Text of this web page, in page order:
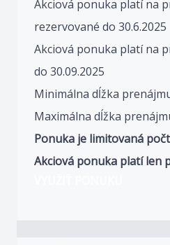
Akciová ponuka platí na
rezervované do 30.6.2025
Akciová ponuka platí na
do 30.09.2025
Minimálna dĺžka
Maximálna dĺžka
Ponuka je limitovaná
Akciová ponuka platí len